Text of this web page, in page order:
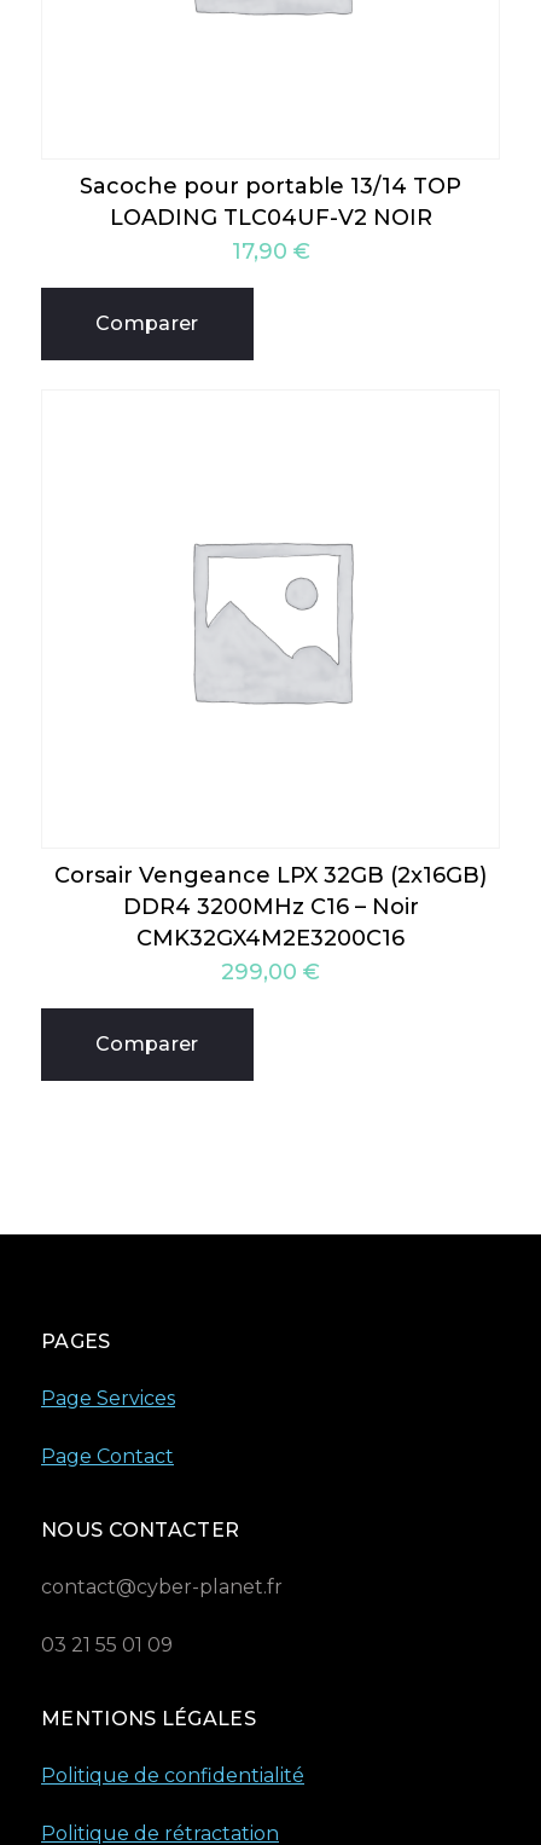
Sacoche pour portable 13/14 TOP
LOADING TLC04UF-V2 NOIR
17,90 €
Comparer
Corsair Vengeance LPX 32GB (2x16GB)
DDR4 3200MHz C16 – Noir
CMK32GX4M2E3200C16
299,00 €
Comparer
PAGES
Page Services
Page Contact
NOUS CONTACTER
contact@cyber-planet.fr
03 21 55 01 09
MENTIONS LÉGALES
Politique de confidentialité
Politique de rétractation